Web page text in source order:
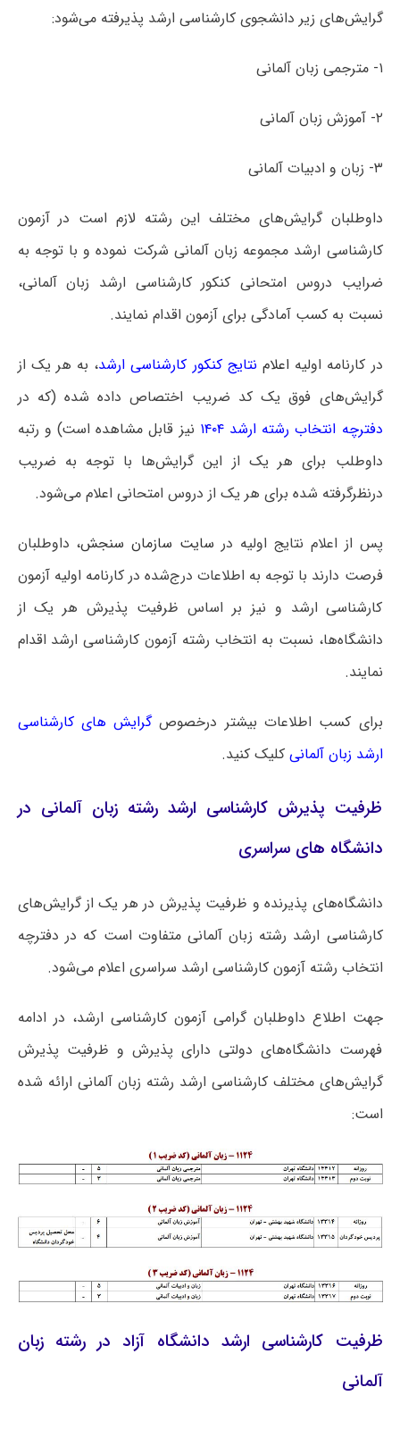
گرایش‌های زیر دانشجوی کارشناسی ارشد پذیرفته می‌شود:
۱- مترجمی زبان آلمانی
۲- آموزش زبان آلمانی
۳- زبان و ادبیات آلمانی
داوطلبان گرایش‌های مختلف این رشته لازم است در آزمون
کارشناسی ارشد مجموعه زبان آلمانی شرکت نموده و با توجه به
ضرایب دروس امتحانی کنکور کارشناسی ارشد زبان آلمانی،
نسبت به کسب آمادگی برای آزمون اقدام نمایند.
در کارنامه اولیه اعلام نتایج کنکور کارشناسی ارشد، به هر یک از
گرایش‌های فوق یک کد ضریب اختصاص داده شده (که در
دفترچه انتخاب رشته ارشد ۱۴۰۴
نیز قابل مشاهده است) و رتبه
داوطلب برای هر یک از این گرایش‌ها با توجه به ضریب
درنظرگرفته شده برای هر یک از دروس امتحانی اعلام می‌شود.
پس از اعلام نتایج اولیه در سایت سازمان سنجش، داوطلبان
فرصت دارند با توجه به اطلاعات درج‌شده در کارنامه اولیه آزمون
کارشناسی ارشد و نیز بر اساس ظرفیت پذیرش هر یک از
دانشگاه‌ها، نسبت به انتخاب رشته آزمون کارشناسی ارشد اقدام
نمایند.
برای کسب اطلاعات بیشتر درخصوصگرایش های کارشناسی
ارشد زبان آلمانی کلیک کنید.
ظرفیت پذیرش کارشناسی ارشد رشته زبان آلمانی در
دانشگاه های سراسری
دانشگاه‌های پذیرنده و ظرفیت پذیرش در هر یک از گرایش‌های
کارشناسی ارشد رشته زبان آلمانی متفاوت است که در دفترچه
انتخاب رشته آزمون کارشناسی ارشد سراسری اعلام می‌شود.
جهت اطلاع داوطلبان گرامی آزمون کارشناسی ارشد، در ادامه
فهرست دانشگاه‌های دولتی دارای پذیرش و ظرفیت پذیرش
گرایش‌های مختلف کارشناسی ارشد رشته زبان آلمانی ارائه شده
است:
ظرفیت کارشناسی ارشد دانشگاه آزاد در رشته زبان
آلمانی